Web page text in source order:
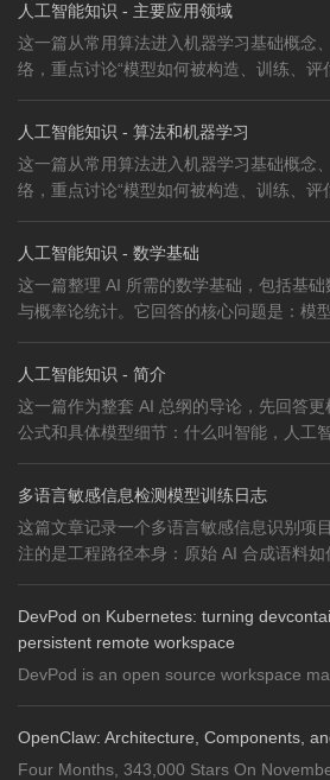
人工智能知识 - 主要应用领域
这一篇从常用算法进入机器学习基础概念
络，重点讨论“模型如何被构造、训练、评
人工智能知识 - 算法和机器学习
这一篇从常用算法进入机器学习基础概念
络，重点讨论“模型如何被构造、训练、评
人工智能知识 - 数学基础
这一篇整理 AI 所需的数学基础，包括基
与概率论统计。它回答的核心问题是：模
人工智能知识 - 简介
这一篇作为整套 AI 总纲的导论，先回答
公式和具体模型细节：什么叫智能，人工
多语言敏感信息检测模型训练日志
这篇文章记录一个多语言敏感信息识别项
注的是工程路径本身：原始 AI 合成语料如
DevPod on Kubernetes: turning
persistent remote workspace
DevPod is an open source workspace
OpenClaw: Architecture, Components,
Four Months, 343,000 Stars On